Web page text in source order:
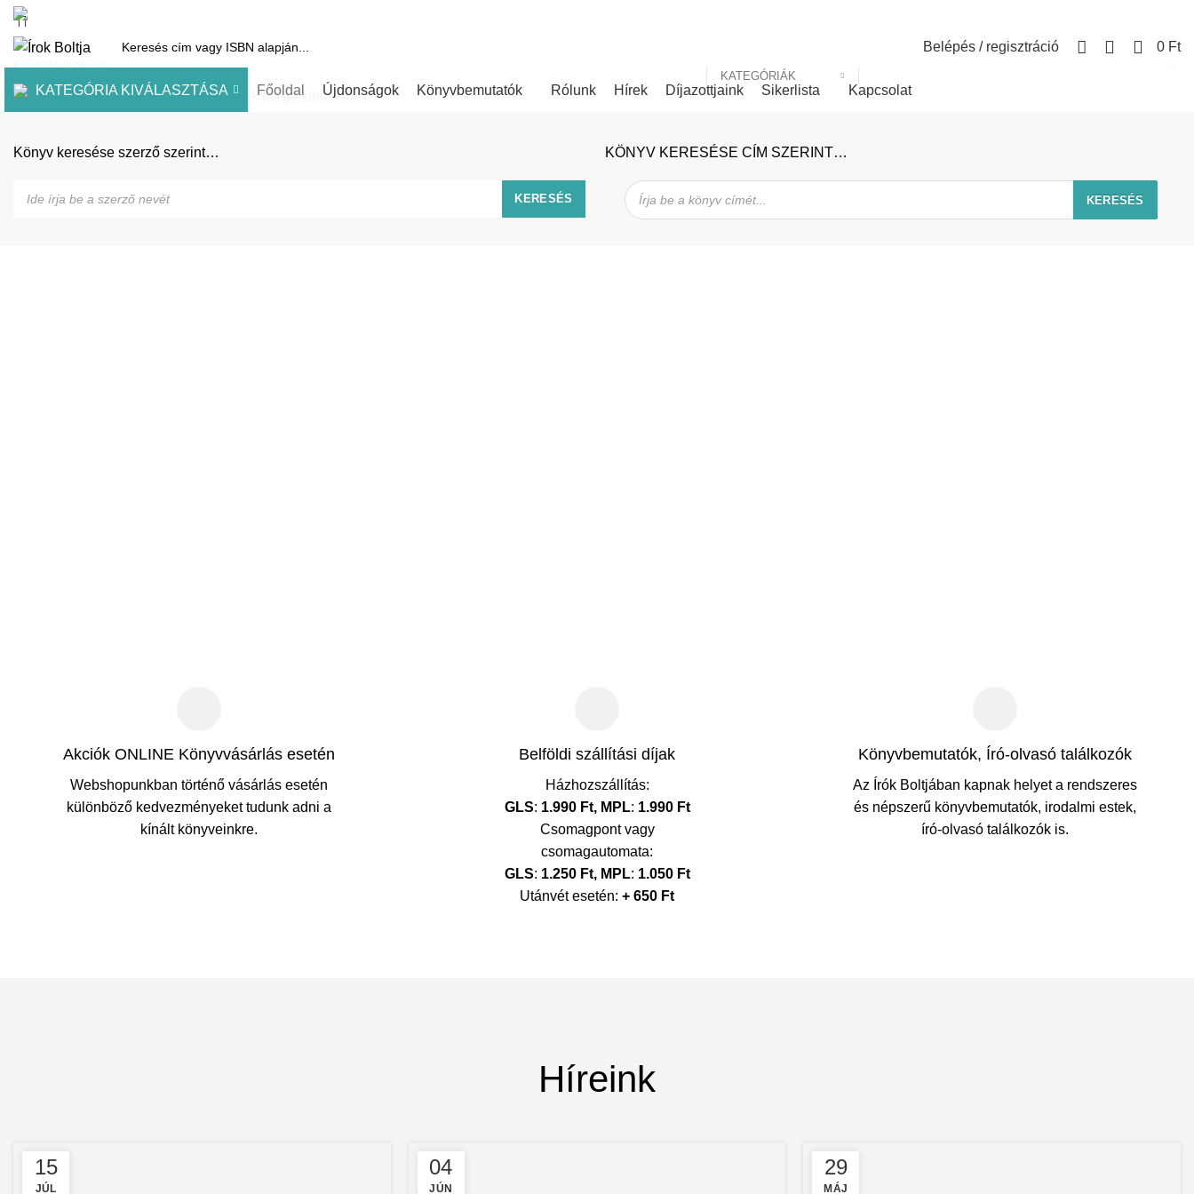
KATEGÓRIÁK
Belépés / regisztráció 0 Ft
KATEGÓRIA KIVÁLASZTÁSA Főoldal Újdonságok Könyvbemutatók Rólunk Hírek Díjazottjaink Sikerlista Kapcsolat
Könyv keresése szerző szerint… KÖNYV KERESÉSE CÍM SZERINT…
Products
search
KERESÉS
Akciók ONLINE Könyvvásárlás esetén
Webshopunkban történő vásárlás esetén
különböző kedvezményeket tudunk adni a
kínált könyveinkre.
Belföldi szállítási díjak
Házhozszállítás:
GLS: 1.990 Ft, MPL: 1.990 Ft
Csomagpont vagy
csomagautomata:
GLS: 1.250 Ft, MPL: 1.050 Ft
Utánvét esetén: + 650 Ft
Könyvbemutatók, Író-olvasó találkozók
Az Írók Boltjában kapnak helyet a rendszeres
és népszerű könyvbemutatók, irodalmi estek,
író-olvasó találkozók is.
Híreink
15
JÚL
04
JÚN
29
MÁJ
Kezdje el gépelni a keresett bejegyzések megtekintéséhez.